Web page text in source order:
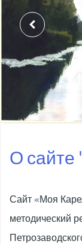
О сайте
Сайт «Моя
методический